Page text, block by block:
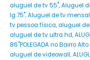
aluguel de tv 55",Aluguel
lg 75",Aluguel de tv mensal
tv pessoa física,aluguel
aluguel de tv ultra hd,
86''POLEGADA no Bairro‎
aluguel de videowall,